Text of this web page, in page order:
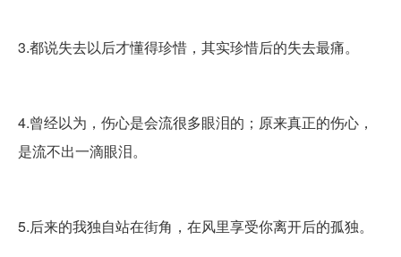
3.都说失去以后才懂得珍惜，其实珍惜后的失去最痛。
4.曾经以为，伤心是会流很多眼泪的；原来真正的伤心，
是流不出一滴眼泪。
5.后来的我独自站在街角，在风里享受你离开后的孤独。